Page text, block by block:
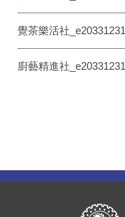
覺茶樂活社_e20331231
廚藝精進社_e20331231